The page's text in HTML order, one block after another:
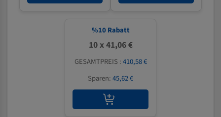
%10 Rabatt
10 x 41,06 €
GESAMTPREIS :410,58 €
Sparen:45,62 €